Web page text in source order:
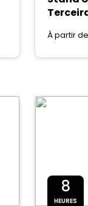
À partir de
8
HEURES